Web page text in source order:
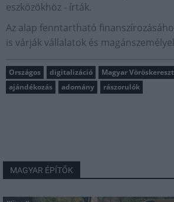
eszközökhöz - írták.
Az alap fenntartható
is várják vállalatok és
Országos digitalizáció Magyar Vöröskereszt
ajándékozás
adomány rászorulók
MAGYAR ÉPÍTŐK